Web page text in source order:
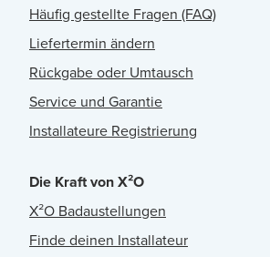
Häufig gestellte Fragen (FAQ)
Liefertermin ändern
Rückgabe oder Umtausch
Service und Garantie
Installateure Registrierung
Die Kraft von X²O
X²O Badaustellungen
Finde deinen Installateur